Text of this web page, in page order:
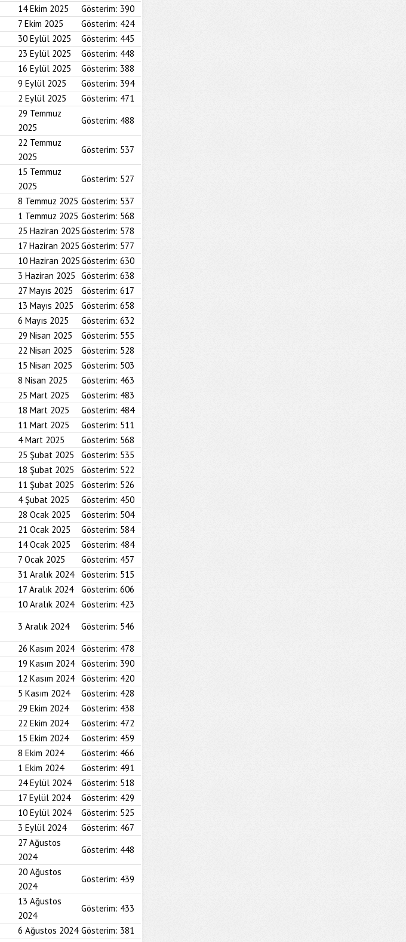
14 Ekim 2025 Gösterim: 390
7 Ekim 2025 Gösterim: 424
30 Eylül 2025 Gösterim: 445
23 Eylül 2025 Gösterim: 448
16 Eylül 2025 Gösterim: 388
9 Eylül 2025 Gösterim: 394
2 Eylül 2025 Gösterim: 471
29 Temmuz
2025
Gösterim: 488
22 Temmuz
2025
Gösterim: 537
15 Temmuz
2025
Gösterim: 527
8 Temmuz 2025 Gösterim: 537
1 Temmuz 2025 Gösterim: 568
25 Haziran 2025Gösterim: 578
17 Haziran 2025 Gösterim: 577
10 Haziran 2025Gösterim: 630
3 Haziran 2025 Gösterim: 638
27 Mayıs 2025 Gösterim: 617
13 Mayıs 2025 Gösterim: 658
6 Mayıs 2025 Gösterim: 632
29 Nisan 2025 Gösterim: 555
22 Nisan 2025 Gösterim: 528
15 Nisan 2025 Gösterim: 503
8 Nisan 2025 Gösterim: 463
25 Mart 2025 Gösterim: 483
18 Mart 2025 Gösterim: 484
11 Mart 2025 Gösterim: 511
4 Mart 2025 Gösterim: 568
25 Şubat 2025 Gösterim: 535
18 Şubat 2025 Gösterim: 522
11 Şubat 2025 Gösterim: 526
4 Şubat 2025 Gösterim: 450
28 Ocak 2025 Gösterim: 504
21 Ocak 2025 Gösterim: 584
14 Ocak 2025 Gösterim: 484
7 Ocak 2025 Gösterim: 457
31 Aralık 2024 Gösterim: 515
17 Aralık 2024 Gösterim: 606
10 Aralık 2024 Gösterim: 423
3 Aralık 2024 Gösterim: 546
26 Kasım 2024 Gösterim: 478
19 Kasım 2024 Gösterim: 390
12 Kasım 2024 Gösterim: 420
5 Kasım 2024 Gösterim: 428
29 Ekim 2024 Gösterim: 438
22 Ekim 2024 Gösterim: 472
15 Ekim 2024 Gösterim: 459
8 Ekim 2024 Gösterim: 466
1 Ekim 2024 Gösterim: 491
24 Eylül 2024 Gösterim: 518
17 Eylül 2024 Gösterim: 429
10 Eylül 2024 Gösterim: 525
3 Eylül 2024 Gösterim: 467
27 Ağustos
2024
Gösterim: 448
20 Ağustos
2024
Gösterim: 439
13 Ağustos
2024
Gösterim: 433
6 Ağustos 2024 Gösterim: 381